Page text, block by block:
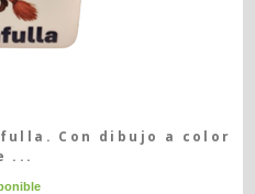
Con dibujo a color
...